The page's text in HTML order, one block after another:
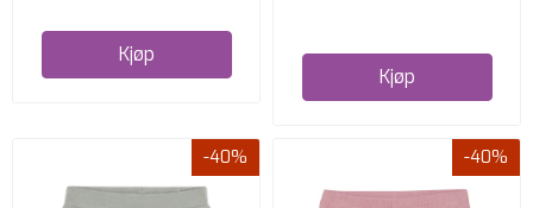
Kjøp
Kjøp
-40% -40%